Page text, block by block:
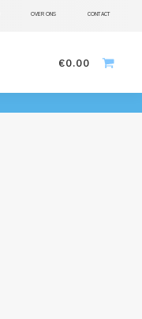
OVER ONS CONTACT
€0.00